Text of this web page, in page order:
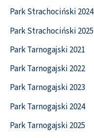
Park Strachociński 2024
Park Strachociński 2025
Park Tarnogajski 2021
Park Tarnogajski 2022
Park Tarnogajski 2023
Park Tarnogajski 2024
Park Tarnogajski 2025